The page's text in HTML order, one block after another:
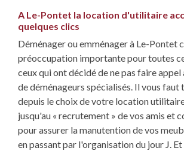
A Le-Pontet la location d'utilitaire
quelques clics
Déménager ou emménager à Le-Pontet
préoccupation importante pour toutes
ceux qui ont décidé de ne pas faire appel
de déménageurs spécialisés. Il vous faut
depuis le choix de votre location
jusqu'au « recrutement » de vos amis et
pour assurer la manutention de vos
en passant par l'organisation du jour J.